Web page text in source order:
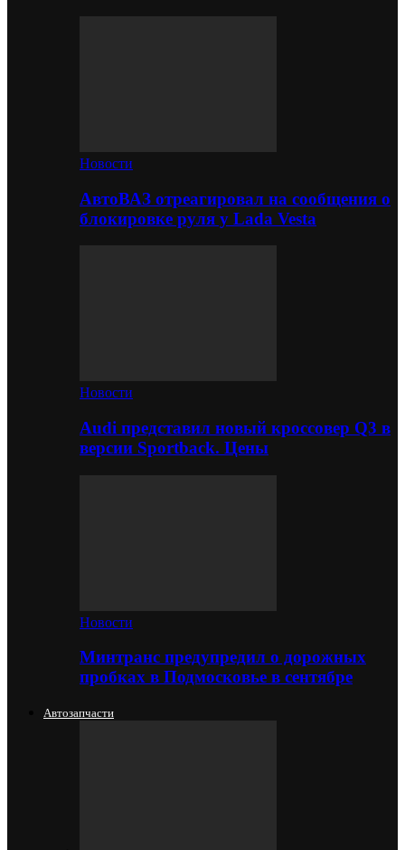
Новости
АвтоВАЗ отреагировал на сообщения о
блокировке руля у Lada Vesta
Новости
Audi представил новый кроссовер Q3 в
версии Sportback. Цены
Новости
Минтранс предупредил о дорожных
пробках в Подмосковье в сентябре
Автозапчасти